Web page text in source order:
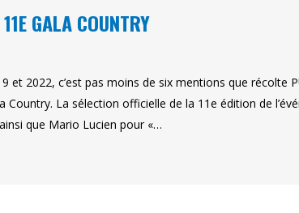
GALA COUNTRY
et 2022, c’est pas moins de six mentions que récolte
La sélection officielle de la 11e édition de
que Mario Lucien pour «…